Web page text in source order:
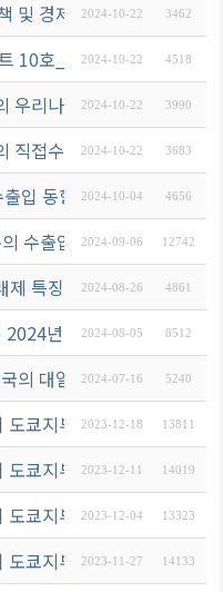
및 경제 동향(2024.10-2)
2024-10-22 3462
10호_대선을 앞두고 강화
2024-10-22 4518
우리나라 수출 영향
2024-10-22 3990
직접수출 확대방안 보고서
2024-10-22 3683
입 동향 (‘24.1~8월)
2024-10-04 4656
수출입 동향2024-09-06 12742
제 특징과 시사점
2024-08-26 4861
년 상반기 일본 수출입
2024-08-05 8512
의 대일본 수출입 동향
2024-07-16 5240
도쿄지부 뉴스레터(12월 3
2023-12-18 13811
도쿄지부 뉴스레터(12월 2
2023-12-11 14019
도쿄지부 뉴스레터(12월 1
2023-12-04 13323
도쿄지부 뉴스레터(11월 4
2023-11-27 14133